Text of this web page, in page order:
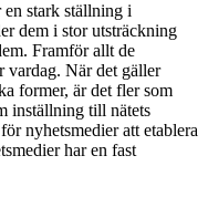
en stark ställning i
dem i stor utsträckning
Framför allt de
vardag. När det gäller
former, är det fler som
inställning till nätets
nyhetsmedier att etablera
har en fast